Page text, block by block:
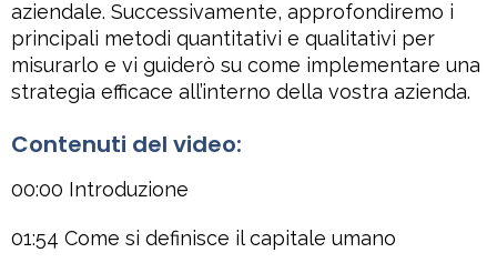
aziendale. Successivamente, approfondiremo i
principali metodi quantitativi e qualitativi per
misurarlo e vi guiderò su come implementare una
strategia efficace all’interno della vostra azienda.
Contenuti del video:
00:00 Introduzione
01:54 Come si definisce il capitale umano